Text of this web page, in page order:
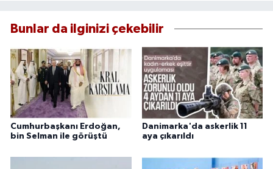
Bunlar da ilginizi çekebilir
Cumhurbaşkanı Erdoğan,
bin Selman ile görüştü
Danimarka'da askerlik 11
aya çıkarıldı